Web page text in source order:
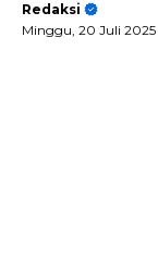
Redaksi
Minggu, 20 Juli 2025